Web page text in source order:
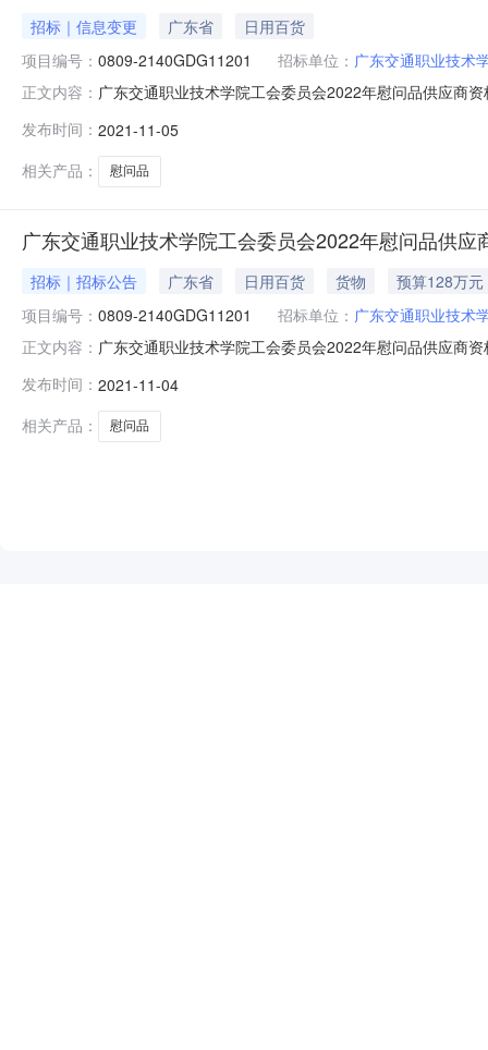
招标｜信息变更 广东省
日用百货
项目编号： 0809-2140GDG11201 招标单位： 广东交通职业技术
正文内容： 广东交通职业技术学院工会委员会2022年慰问品供应商
业技术学院工会委员会2022年慰问品供应商资格采购项
发布时间： 2021-11-05
相关产品：
慰问品
广东交通职业技术学院工会委员会2022年慰问品供
招标｜招标公告 广东省 日用百货 货物
预算128万元
项目编号： 0809-2140GDG11201 招标单位： 广东交通职业技术
正文内容： 广东交通职业技术学院工会委员会2022年慰问品供应商
务”（120.25.193.109/）获取招标文件，欢迎符合资格
发布时间： 2021-11-04
相关产品：
慰问品